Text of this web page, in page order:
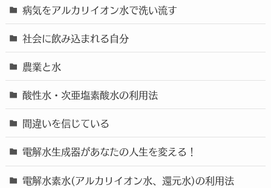
病気をアルカリイオン水で洗い流す
社会に飲み込まれる自分
農業と水
酸性水・次亜塩素酸水の利用法
間違いを信じている
電解水生成器があなたの人生を変える！
電解水素水(アルカリイオン水、還元水)の利用法